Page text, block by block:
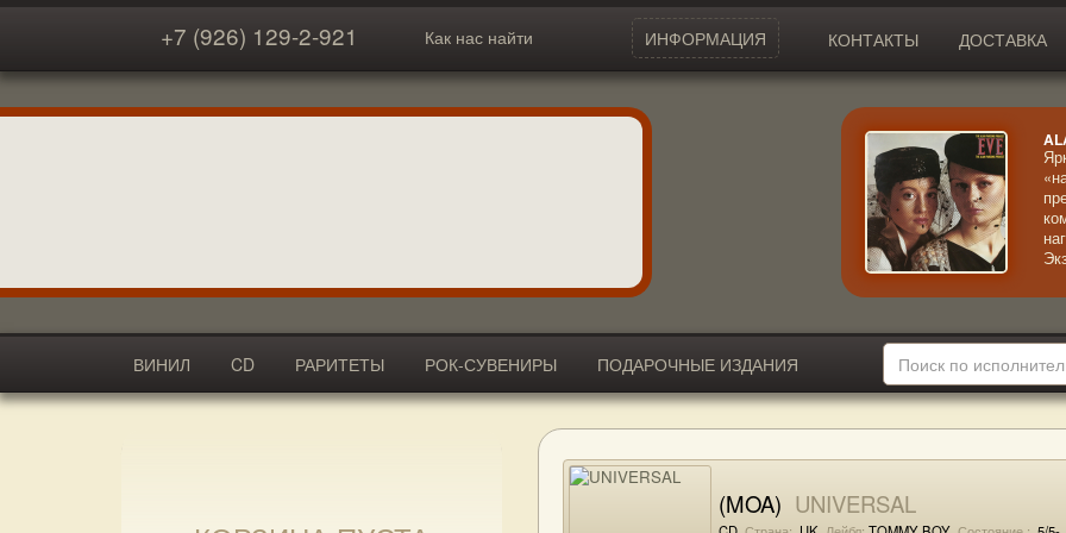
+7 (926) 129-2-921 Как нас найти ИНФОРМАЦИЯ КОНТАКТЫ ДОСТАВКА
ВИНИЛ CD РАРИТЕТЫ РОК-СУВЕНИРЫ
ПОДАРОЧНЫЕ ИЗДАНИЯ
АКСЕССУАРЫ
(MOA) UNIVERSAL